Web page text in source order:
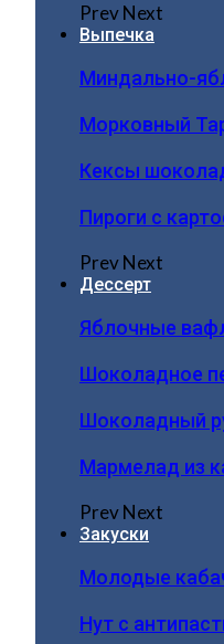
PrevNext
Выпечка
Миндально-
Морковный
Кексы
Пироги c
PrevNext
Дессерт
Яблочные
Шоколадное
Шоколадный
Мармелад из
PrevNext
Закуски
Молодые
Нут с